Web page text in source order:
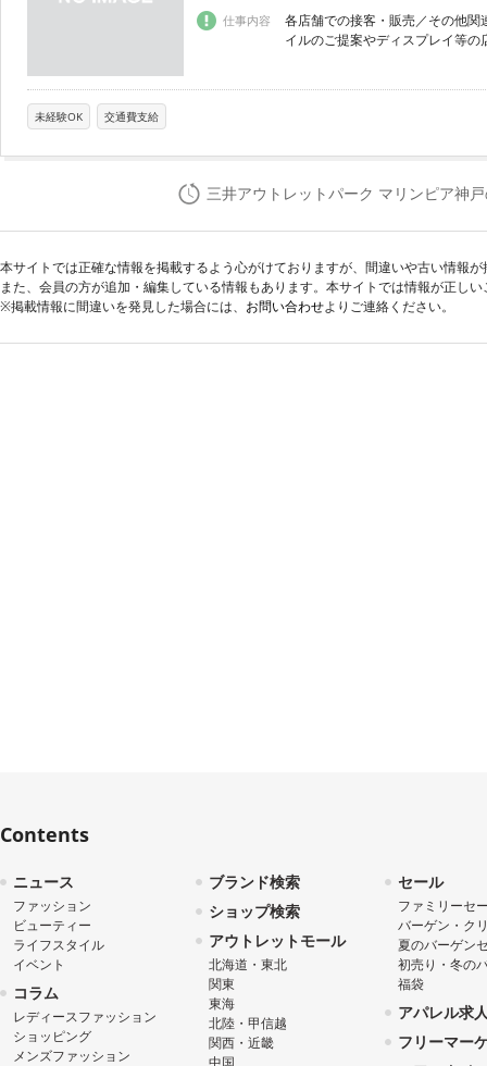
仕事内容
各店舗での接客・販売／その他
イルのご提案やディスプレイ等
未経験OK 交通費支給
三井アウトレットパーク マリンピア神
本サイトでは正確な情報を掲載するよう心がけておりますが、間違いや古い情報
また、会員の方が追加・編集している情報もあります。本サイトでは情報が正し
※掲載情報に間違いを発見した場合には、 お問い合わせよりご連絡ください。
Contents
ニュース
ファッション
ビューティー
ライフスタイル
イベント
コラム
レディースファッション
ショッピング
メンズファッション
ブランド検索
ショップ検索
アウトレットモール
北海道・東北
関東
東海
北陸・甲信越
関西・近畿
中国
セール
ファミリーセ
バーゲン・ク
夏のバーゲン
初売り・冬の
福袋
アパレル求
フリーマー